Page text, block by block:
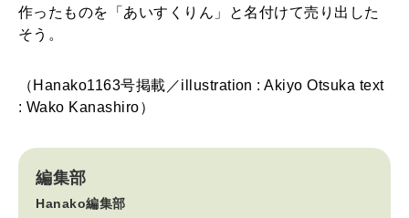
作ったものを「あいすくりん」と名付けて売り出した
そう。
（Hanako1163号掲載／illustration : Akiyo Otsuka text
: Wako Kanashiro）
編集部
Hanako編集部